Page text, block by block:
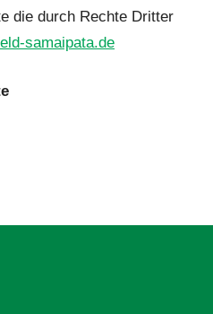
die durch Rechte Dritter
samaipata.de